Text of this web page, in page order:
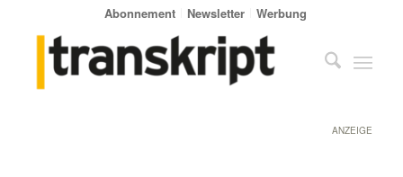
Abonnement Newsletter Werbung
ANZEIGE